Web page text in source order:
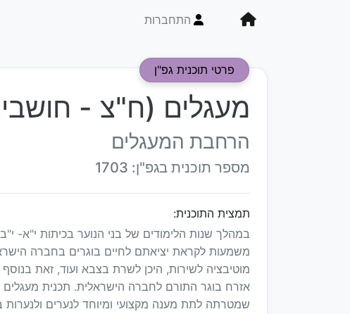
התחברות
פרטי תוכנית גפ"ן
מעגלים (ח"צ -
הרחבת המעגלים
מספר תוכנית בגפ"ן: 1703
תמצית התוכנית:
במהלך שנות הלימודים של בני הנוער בכיתות י"א-
משמעות לקראת יציאתם לחיים בוגרים בחברה
מוטיבציה לשירות, היכן לשרת בצבא ועוד, זאת
אזרח בוגר התורם לחברה הישראלית. תכנית
שמטרתה לתת מענה מקצועי ומיוחד לנערים